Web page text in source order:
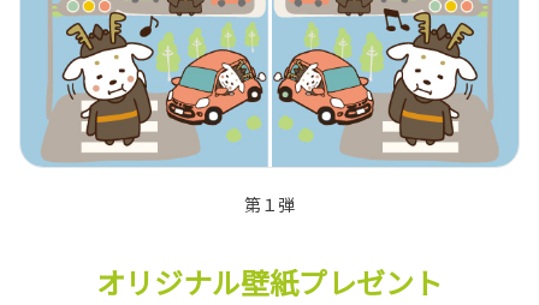
第１弾
オリジナル壁紙プレゼント